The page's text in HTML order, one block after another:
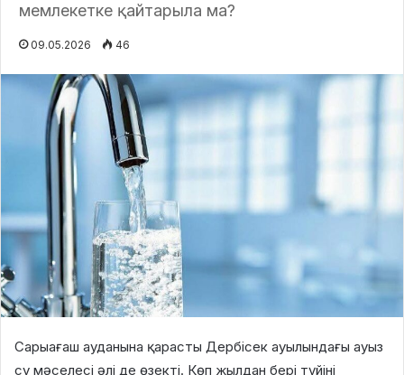
мемлекетке қайтарыла ма?
09.05.2026 46
Сарыағаш ауданына қарасты Дербісек ауылындағы ауыз
су мәселесі әлі де өзекті. Көп жылдан бері түйіні